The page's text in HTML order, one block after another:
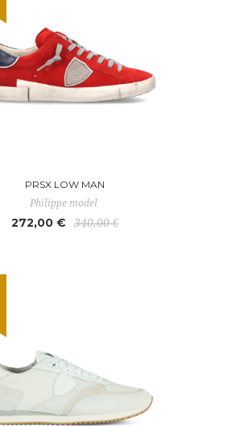
PRSX LOW MAN
Philippe model
272,00 € 340,00 €